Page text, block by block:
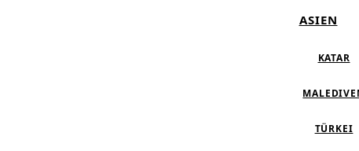
ASIEN
KATAR
TÜRKEI